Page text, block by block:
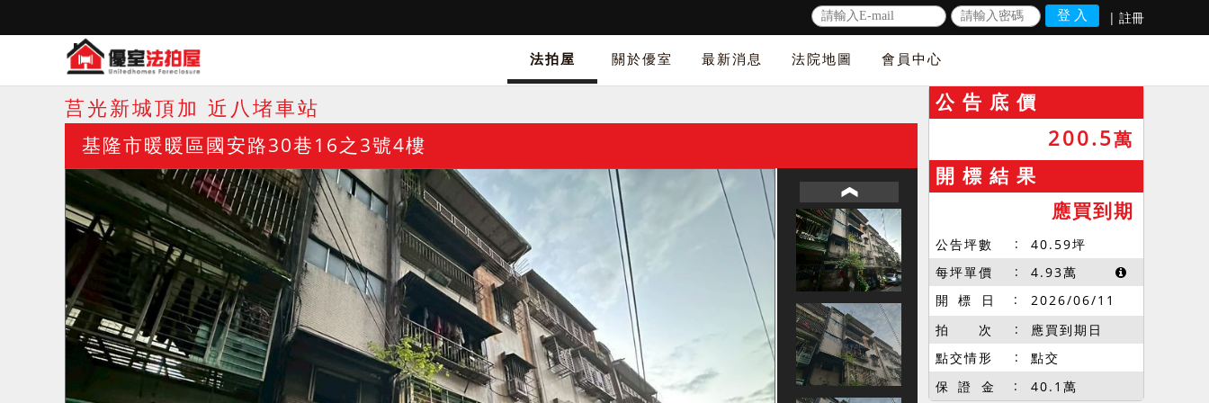
| 註冊
法拍屋 關於優室 最新消息 法院地圖 會員中心
莒光新城頂加 近八堵車站
基隆市暖暖區國安路30巷16之3號4樓
公 告 底 價
200.5萬
開 標 結 果
應買到期
公告坪數 40.59坪
每坪單價
4.93萬
開 標 日
2026/06/11
拍 次
應買到期日
點交情形
點交
保 證 金
40.1萬